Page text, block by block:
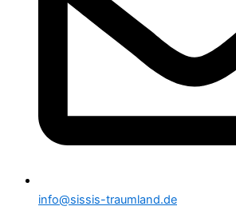
info@sissis-traumland.de